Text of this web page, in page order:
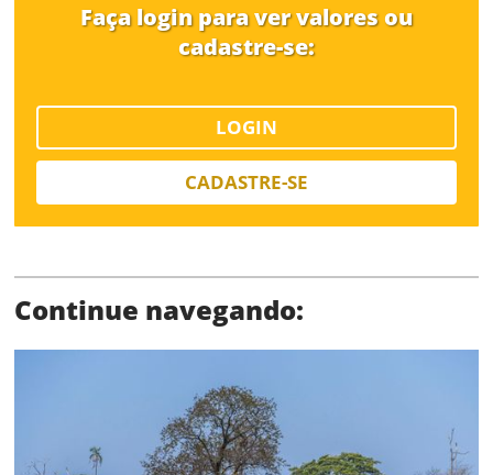
Faça login para ver valores ou
cadastre-se:
LOGIN
CADASTRE-SE
Continue navegando:
ENTRAR
Tipo de download
Limite de download